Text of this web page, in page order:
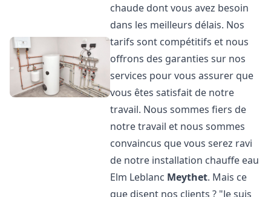
chaude dont vous avez besoin
dans les meilleurs délais. Nos
tarifs sont compétitifs et nous
offrons des garanties sur nos
services pour vous assurer que
vous êtes satisfait de notre
travail. Nous sommes fiers de
notre travail et nous sommes
convaincus que vous serez ravi
de notre installation chauffe eau
Elm Leblanc Meythet. Mais ce
que disent nos clients ? "Je suis